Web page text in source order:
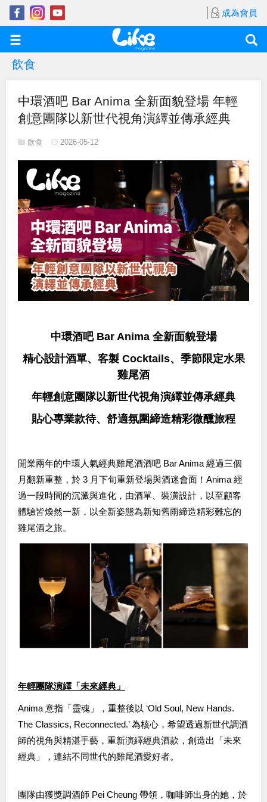
成為會員
飲食
中環酒吧 Bar Anima 全新面貌登場 年輕
創意團隊以新世代視角演繹並傳承經典
飲食 2026-05-12
中環酒吧 Bar Anima 全新面貌登場
精心設計酒單、客製 Cocktails、季節限定水果
雞尾酒
年輕創意團隊以新世代視角演繹並傳承經典
貼心專業款待、舒適氛圍締造精彩微醺旅程
開業兩年的中環人氣經典雞尾酒酒吧 Bar Anima 經過三個
月翻新重整，於 3 月下旬重新登場與酒迷會面！Anima 經
過一段時間的沉澱與進化，由酒單、裝潢設計，以至顧客
體驗皆煥然一新，以全新姿態為新知舊雨締造精彩難忘的
雞尾酒之旅。
年輕團隊演繹「未來經典」
Anima 意指「靈魂」，重整後以 ‘Old Soul, New Hands.
The Classics, Reconnected.’ 為核心，希望透過新世代調酒
師的視角與精湛手藝，重新演繹經典酒款，創造出「未來
經典」，連結不同世代的雞尾酒愛好者。
團隊由獲獎調酒師 Pei Cheung 帶領，咖啡師出身的她，於